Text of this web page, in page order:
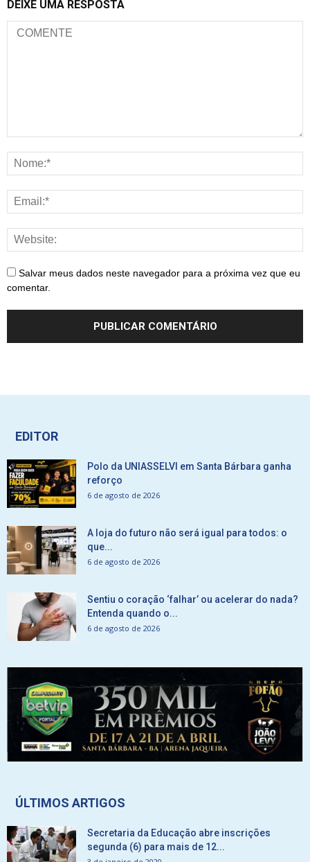
DEIXE UMA RESPOSTA
Salvar meus dados neste navegador para a próxima vez que eu
comentar.
EDITOR
Polo da UNIASSELVI em Santa Bárbara ganha
reforço
6 de agosto de 2026
A loja do futuro não será igual para todos: o
que...
6 de agosto de 2026
Sentiu o coração ‘falhar’ ou acelerar do nada?
Entenda quando o...
6 de agosto de 2026
ÚLTIMOS ARTIGOS
Secretaria da Educação abre inscrições
segunda (6) para mais de 12...